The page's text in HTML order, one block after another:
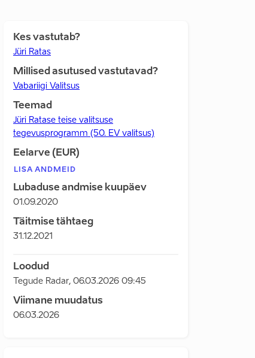
Kes vastutab?
Jüri Ratas
Millised asutused vastutavad?
Vabariigi Valitsus
Teemad
Jüri Ratase teise valitsuse
tegevusprogramm (50. EV valitsus)
Eelarve (EUR)
LISA ANDMEID
Lubaduse andmise kuupäev
01.09.2020
Täitmise tähtaeg
31.12.2021
Loodud
Tegude Radar, 06.03.2026 09:45
Viimane muudatus
06.03.2026